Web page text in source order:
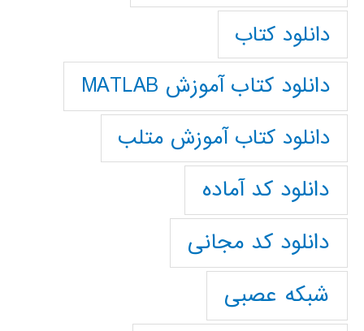
دانلود کتاب
دانلود کتاب آموزش MATLAB
دانلود کتاب آموزش متلب
دانلود کد آماده
دانلود کد مجانی
شبکه عصبی